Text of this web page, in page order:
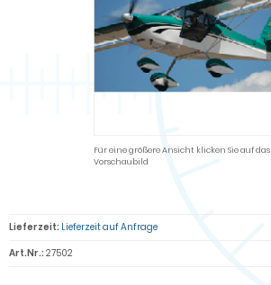
Für eine größere Ansicht klicken Sie auf das
Vorschaubild
Lieferzeit: Lieferzeit auf Anfrage
Art.Nr.: 27502